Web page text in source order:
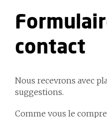
contact
Nous recevrons avec
suggestions.
Comme vous le